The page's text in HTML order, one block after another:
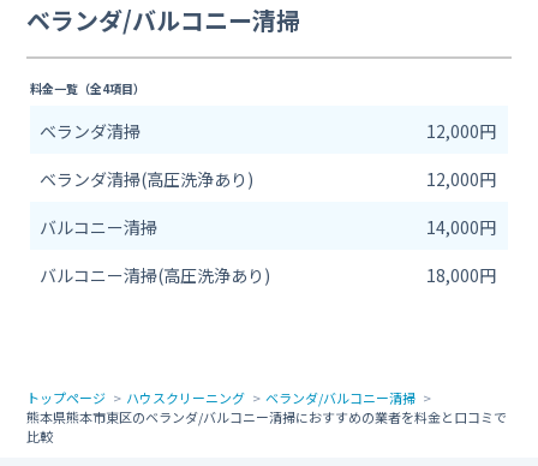
ベランダ/バルコニー清掃
料金一覧（全4項目）
ベランダ清掃
12,000円
ベランダ清掃(高圧洗浄あり)
12,000円
バルコニー清掃
14,000円
バルコニー清掃(高圧洗浄あり)
18,000円
トップページ ハウスクリーニング
ベランダ/バルコニー清掃
熊本県熊本市東区のベランダ/バルコニー清掃におすすめの業者を料金と口コミで
比較